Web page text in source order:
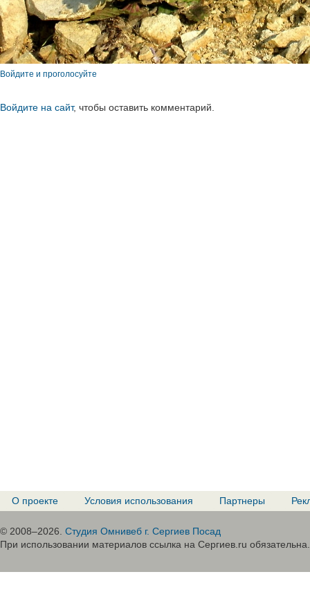
Войдите и проголосуйте
Войдите на сайт, чтобы оставить комментарий.
О проекте Условия использования Партнеры
© 2008–2026. Студия Омнивеб г. Сергиев Посад
При использовании материалов ссылка на Сергиев.ru обязательна.